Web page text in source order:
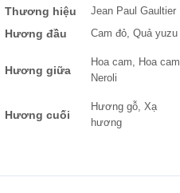
Thương hiệu Jean Paul Gaultier
Hương đầu Cam đỏ, Quả yuzu
Hương giữa
Hoa cam, Hoa cam
Neroli
Hương cuối
Hương gỗ, Xạ
hương